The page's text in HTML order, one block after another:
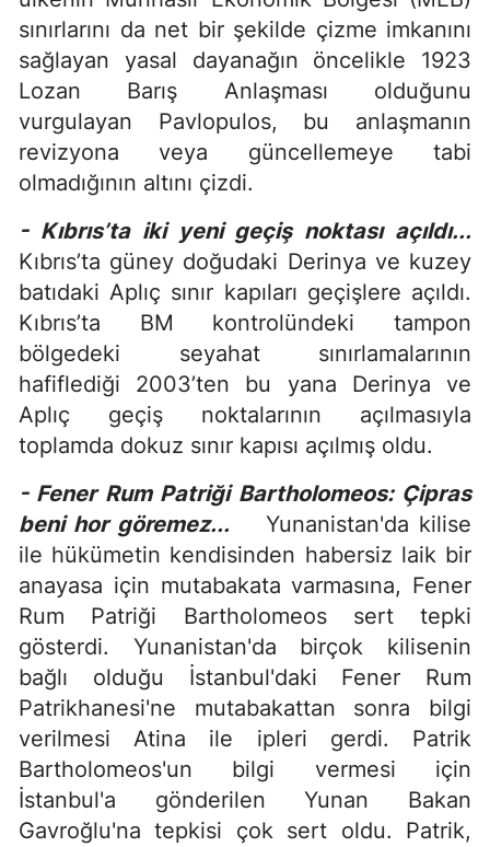
sınırlarını da net bir şekilde çizme imkanını
sağlayan yasal dayanağın öncelikle 1923
Lozan Barış Anlaşması olduğunu
vurgulayan Pavlopulos, bu anlaşmanın
revizyona veya güncellemeye tabi
olmadığının altını çizdi.
- Kıbrıs’ta iki yeni geçiş noktası açıldı...
Kıbrıs’ta güney doğudaki Derinya ve kuzey
batıdaki Aplıç sınır kapıları geçişlere açıldı.
Kıbrıs’ta BM kontrolündeki tampon
bölgedeki seyahat sınırlamalarının
hafiflediği 2003’ten bu yana Derinya ve
Aplıç geçiş noktalarının açılmasıyla
toplamda dokuz sınır kapısı açılmış oldu.
- Fener Rum Patriği Bartholomeos: Çipras
beni hor göremez...
Yunanistan'da kilise
ile hükümetin kendisinden habersiz laik bir
anayasa için mutabakata varmasına, Fener
Rum Patriği Bartholomeos sert tepki
gösterdi. Yunanistan'da birçok kilisenin
bağlı olduğu İstanbul'daki Fener Rum
Patrikhanesi'ne mutabakattan sonra bilgi
verilmesi Atina ile ipleri gerdi. Patrik
Bartholomeos'un bilgi vermesi için
İstanbul'a gönderilen Yunan Bakan
Gavroğlu'na tepkisi çok sert oldu. Patrik,